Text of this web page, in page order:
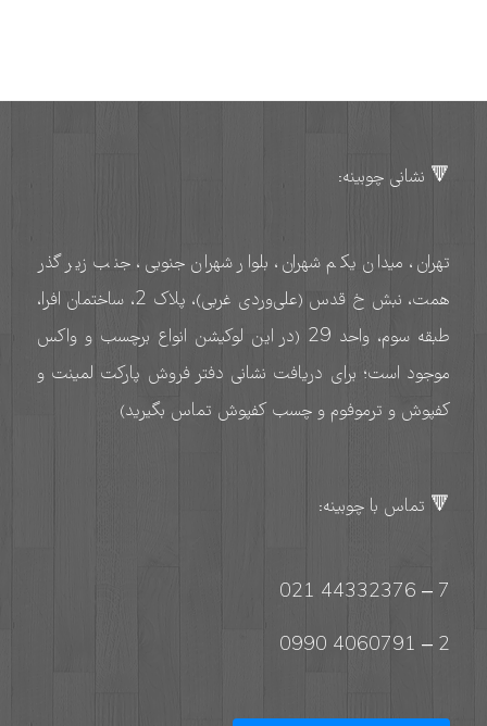
🔻 نشانی چوبینه:
تهران، میدان یکم شهران، بلوار شهران جنوبی، جنب زیر گذر
همت، نبش خ قدس (علی‌وردی غربی)، پلاک 2، ساختمان افرا،
طبقه سوم، واحد 29 (در این لوکیشن انواع برچسب و واکس
موجود است؛ برای دریافت نشانی دفتر فروش پارکت لمینت و
کفپوش و ترموفوم و چسب کفپوش تماس بگیرید)
🔻 تماس با چوبینه:
7 – 44332376 021
2 – 4060791 0990